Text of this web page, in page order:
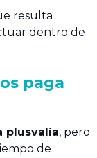
resulta
dentro de
paga
plusvalía, pero
de